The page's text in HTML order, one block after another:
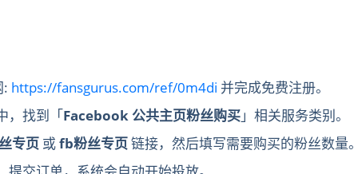
: https://fansgurus.com/ref/0m4di 并完成免费注册。
，找到「Facebook 公共主页粉丝购买」相关服务类别。
专页 或fb粉丝专页链接，然后填写需要购买的粉丝数量。